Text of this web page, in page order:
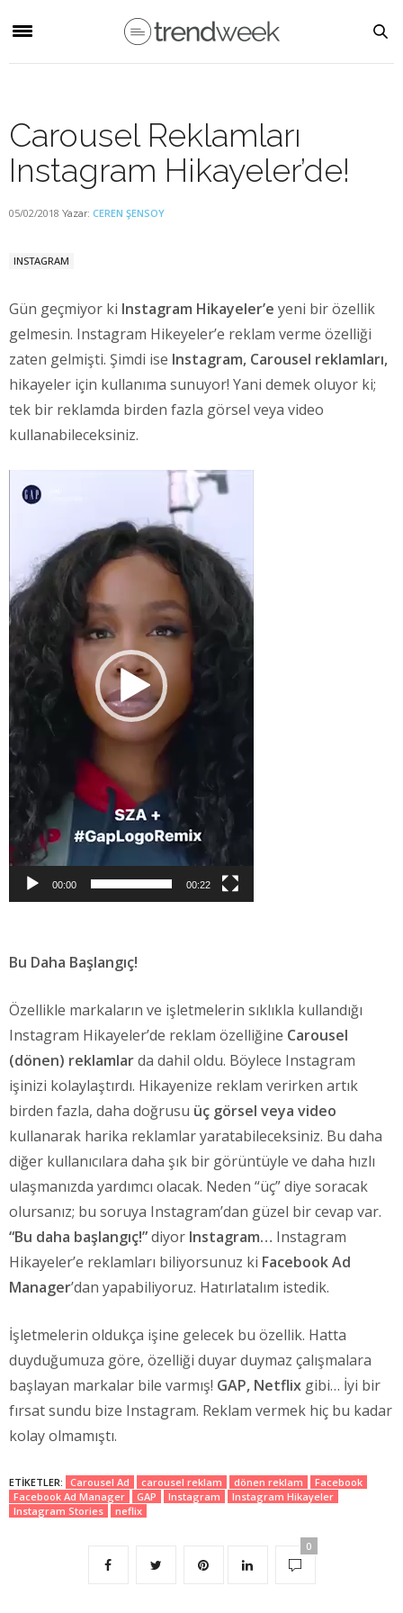
Carousel Reklamları
Instagram Hikayeler’de!
05/02/2018 Yazar: CEREN ŞENSOY
INSTAGRAM
Gün geçmiyor ki Instagram Hikayeler’e yeni bir özellik
gelmesin. Instagram Hikeyeler’e reklam verme özelliği
zaten gelmişti. Şimdi ise Instagram, Carousel reklamları,
hikayeler için kullanıma sunuyor! Yani demek oluyor ki;
tek bir reklamda birden fazla görsel veya video
kullanabileceksiniz.
Video
oynatıcı
00:00 00:22
Bu Daha Başlangıç!
Özellikle markaların ve işletmelerin sıklıkla kullandığı
Instagram Hikayeler’de reklam özelliğine Carousel
(dönen) reklamlarda dahil oldu. Böylece Instagram
işinizi kolaylaştırdı. Hikayenize reklam verirken artık
birden fazla, daha doğrusu üç görsel veya video
kullanarak harika reklamlar yaratabileceksiniz. Bu daha
diğer kullanıcılara daha şık bir görüntüyle ve daha hızlı
ulaşmanızda yardımcı olacak. Neden “üç” diye soracak
olursanız; bu soruya Instagram’dan güzel bir cevap var.
“Bu daha başlangıç!”diyor Instagram… Instagram
Hikayeler’e reklamları biliyorsunuz ki Facebook Ad
Manager’dan yapabiliyoruz. Hatırlatalım istedik.
İşletmelerin oldukça işine gelecek bu özellik. Hatta
duyduğumuza göre, özelliği duyar duymaz çalışmalara
başlayan markalar bile varmış! GAP, Netflix gibi… İyi bir
fırsat sundu bize Instagram. Reklam vermek hiç bu kadar
kolay olmamıştı.
ETIKETLER: Carousel Ad carousel reklam dönen reklam
Facebook
Facebook Ad Manager
GAP Instagram
Instagram Hikayeler
Instagram Stories
neflix
0